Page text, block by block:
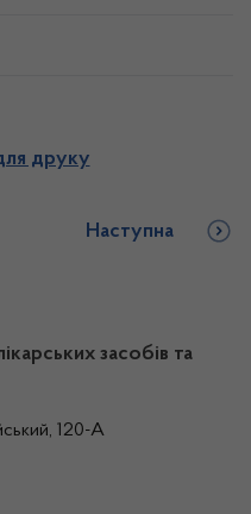
друку
Наступна
засобів та
120-А